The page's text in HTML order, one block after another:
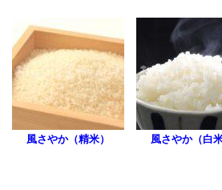
風さやか（精米） 風さやか（白